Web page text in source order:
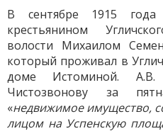
В сентябре 1915 года
крестьянином
волости Михаилом
который проживал в
доме Истоминой.
Чистозвонову за
«недвижимое имущество,
лицом на Успенскую